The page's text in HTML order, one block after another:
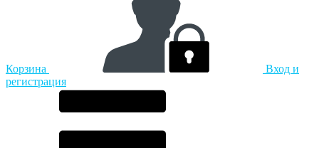
Корзина
Вход и
регистрация